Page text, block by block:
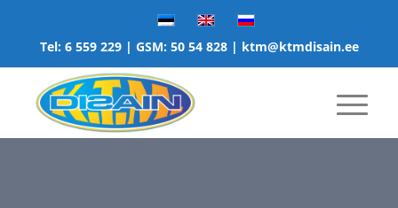
Tel: 6 559 229| GSM: 50 54 828| ktm@ktmdisain.ee